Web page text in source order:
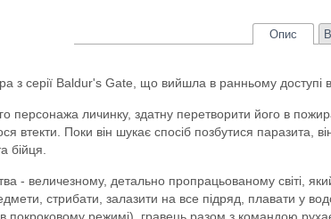
Опис
з серії Baldur's Gate, що вийшла в ранньому доступі в
персонажа личинку, здатну перетворити його в
втекти. Поки він шукає спосіб позбутися паразита,
бійця.
- величезному, детально пропрацьованому світі,
стрибати, залазити на все підряд, плавати у